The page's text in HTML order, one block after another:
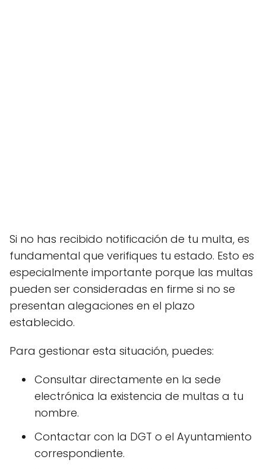
Si no has recibido notificación de tu multa, es
fundamental que verifiques tu estado. Esto es
especialmente importante porque las multas
pueden ser consideradas en firme si no se
presentan alegaciones en el plazo
establecido.
Para gestionar esta situación, puedes:
Consultar directamente en la sede
electrónica la existencia de multas a tu
nombre.
Contactar con la DGT o el Ayuntamiento
correspondiente.